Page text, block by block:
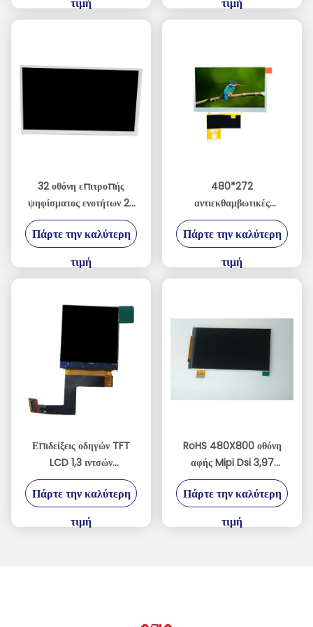
οθόνης τερματικού
τιμή
* 800 MIPI
τιμή
32 οθόνη επιτροπής
ψηφίσματος ενοτήτων 2K
διεπαφών TFT LCD
ίντσας LVDS
Πάρτε την καλύτερη
τιμή
480*272
αντιεκθαμβωτικές
επιδείξεις TFT LCD για τη
βιομηχανική ή κονσόλα
παιχνιδιών
Πάρτε την καλύτερη
τιμή
Επιδείξεις οδηγών TFT
LCD 1,3 ιντσών
240xRGBx240
ST7789V
Πάρτε την καλύτερη
τιμή
RoHS 480X800 οθόνη
αφής Mipi Dsi 3,97
ίντσας με άσπρα 8 LEDs
Πάρτε την καλύτερη
τιμή